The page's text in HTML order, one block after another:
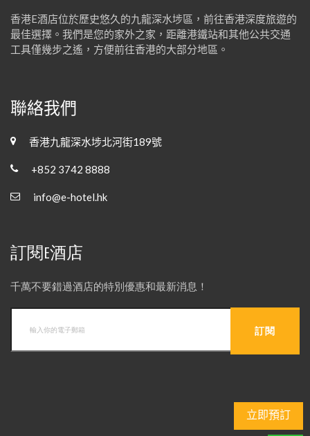
立即預訂
香港E酒店位於歷史悠久的九龍深水埗區，前往香港深度旅遊的
最佳選擇。我們是您的家外之家，距離港鐵站和其他公共交通
工具僅幾步之遙，方便前往香港的大部分地區。
聯絡我們
香港九龍深水埗北河街189號
+852 3742 8888
info@e-hotel.hk
訂閱E酒店
千萬不要錯過酒店的特別優惠和最新消息！